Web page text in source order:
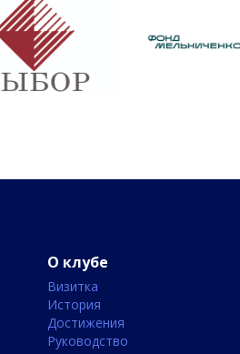
О клубе
Визитка
История
Достижения
Руководство